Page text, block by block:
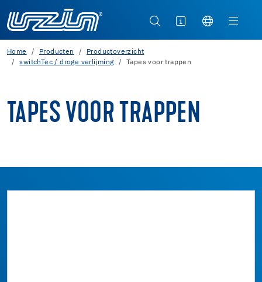
Home Producten
Productoverzicht
switchTec / droge verlijming
Tapes voor trappen
TAPES VOOR TRAPPEN